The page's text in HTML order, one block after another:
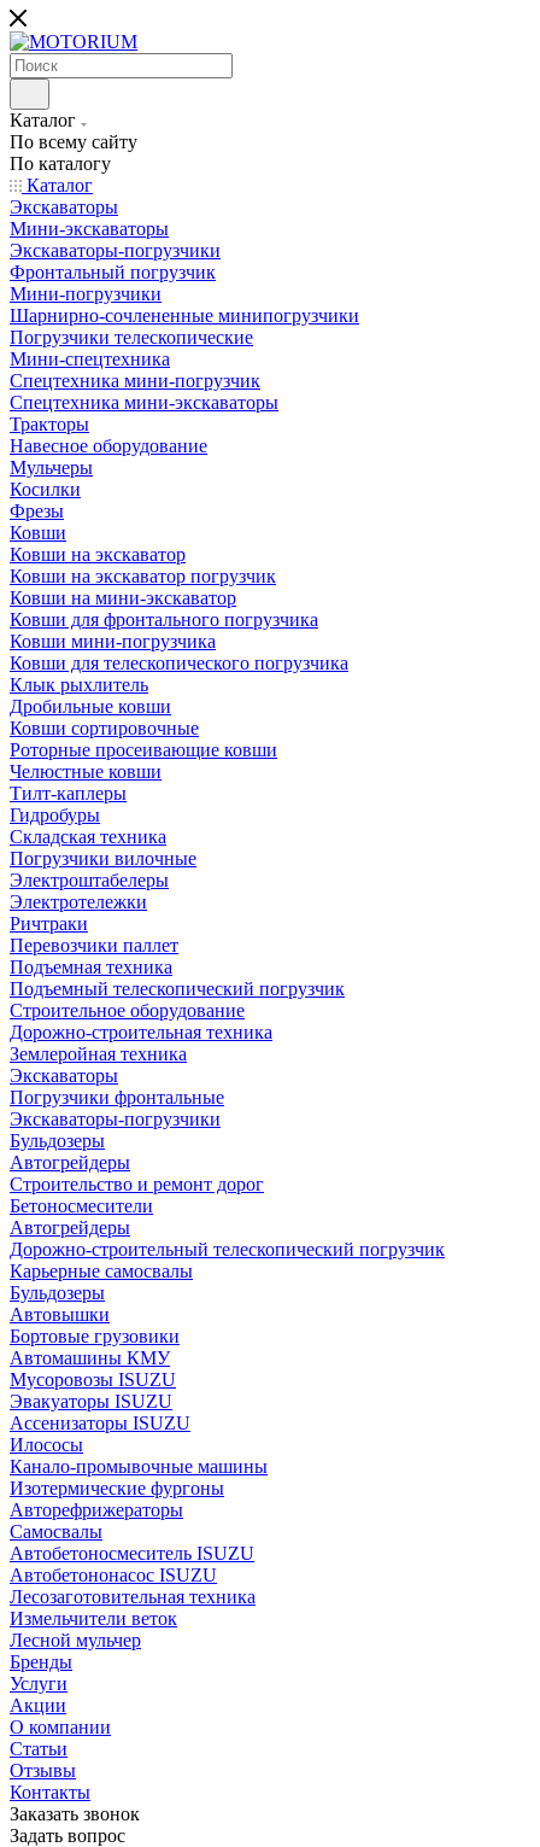
Каталог
По всему сайту
По каталогу
Каталог
Экскаваторы
Мини-экскаваторы
Экскаваторы-погрузчики
Фронтальный погрузчик
Мини-погрузчики
Шарнирно-сочлененные минипогрузчики
Погрузчики телескопические
Мини-спецтехника
Спецтехника мини-погрузчик
Спецтехника мини-экскаваторы
Тракторы
Навесное оборудование
Мульчеры
Косилки
Фрезы
Ковши
Ковши на экскаватор
Ковши на экскаватор погрузчик
Ковши на мини-экскаватор
Ковши для фронтального погрузчика
Ковши мини-погрузчика
Ковши для телескопического погрузчика
Клык рыхлитель
Дробильные ковши
Ковши сортировочные
Роторные просеивающие ковши
Челюстные ковши
Тилт-каплеры
Гидробуры
Складская техника
Погрузчики вилочные
Электроштабелеры
Электротележки
Ричтраки
Перевозчики паллет
Подъемная техника
Подъемный телескопический погрузчик
Строительное оборудование
Дорожно-строительная техника
Землеройная техника
Экскаваторы
Погрузчики фронтальные
Экскаваторы-погрузчики
Бульдозеры
Автогрейдеры
Строительство и ремонт дорог
Бетоносмесители
Автогрейдеры
Дорожно-строительный телескопический погрузчик
Карьерные самосвалы
Бульдозеры
Автовышки
Бортовые грузовики
Автомашины КМУ
Мусоровозы ISUZU
Эвакуаторы ISUZU
Ассенизаторы ISUZU
Илососы
Канало-промывочные машины
Изотермические фургоны
Авторефрижераторы
Самосвалы
Автобетоносмеситель ISUZU
Автобетононасос ISUZU
Лесозаготовительная техника
Измельчители веток
Лесной мульчер
Бренды
Услуги
Акции
О компании
Статьи
Отзывы
Контакты
Заказать звонок
Задать вопрос